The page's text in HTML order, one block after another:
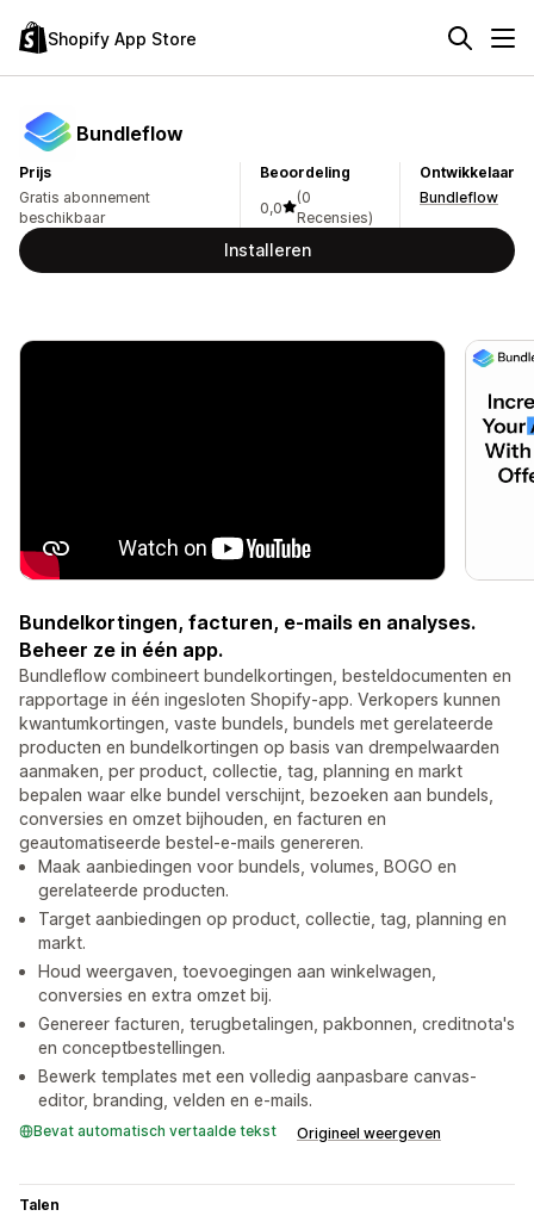
Shopify App Store
Bundleflow
Prijs
Gratis abonnement
beschikbaar
Beoordeling
0,0
(0
Recensies)
Ontwikkelaar
Bundleflow
Installeren
Bundelkortingen, facturen, e-mails en analyses.
Beheer ze in één app.
Bundleflow combineert bundelkortingen, besteldocumenten en
rapportage in één ingesloten Shopify-app. Verkopers kunnen
kwantumkortingen, vaste bundels, bundels met gerelateerde
producten en bundelkortingen op basis van drempelwaarden
aanmaken, per product, collectie, tag, planning en markt
bepalen waar elke bundel verschijnt, bezoeken aan bundels,
conversies en omzet bijhouden, en facturen en
geautomatiseerde bestel-e-mails genereren.
Maak aanbiedingen voor bundels, volumes, BOGO en
gerelateerde producten.
Target aanbiedingen op product, collectie, tag, planning en
markt.
Houd weergaven, toevoegingen aan winkelwagen,
conversies en extra omzet bij.
Genereer facturen, terugbetalingen, pakbonnen, creditnota's
en conceptbestellingen.
Bewerk templates met een volledig aanpasbare canvas-
editor, branding, velden en e-mails.
Bevat automatisch vertaalde tekst Origineel weergeven
Talen